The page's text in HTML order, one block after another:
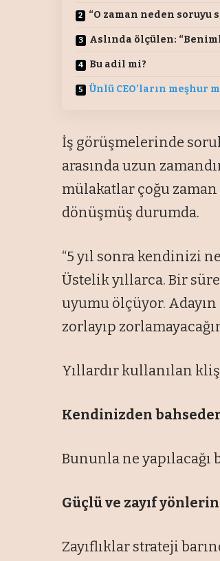
“O zaman neden soruyu
Aslında ölçülen:
Bu adil mi?
Ünlü CEO’ların meşhur
İş görüşmelerinde
arasında uzun
mülakatlar çoğu
dönüşmüş durumda.
“5 yıl sonra kendinizi
Üstelik yıllarca. Bir
uyumu ölçüyor.
zorlayıp
Yıllardır kullanılan
Kendinizden
Bununla ne
Güçlü ve zayıf
Zayıflıklar strateji